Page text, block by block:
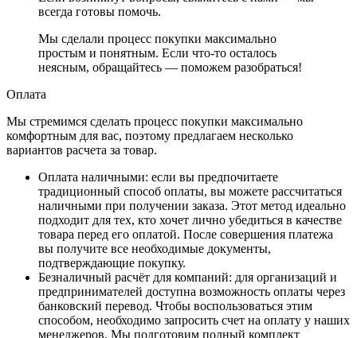
всегда готовы помочь.
Мы сделали процесс покупки максимально
простым и понятным. Если что-то осталось
неясным, обращайтесь — поможем разобраться!
Оплата
Мы стремимся сделать процесс покупки максимально
комфортным для вас, поэтому предлагаем несколько
вариантов расчета за товар.
Оплата наличными: если вы предпочитаете
традиционный способ оплаты, вы можете рассчитаться
наличными при получении заказа. Этот метод идеально
подходит для тех, кто хочет лично убедиться в качестве
товара перед его оплатой. После совершения платежа
вы получите все необходимые документы,
подтверждающие покупку.
Безналичный расчёт для компаний: для организаций и
предпринимателей доступна возможность оплаты через
банковский перевод. Чтобы воспользоваться этим
способом, необходимо запросить счет на оплату у наших
менеджеров. Мы подготовим полный комплект